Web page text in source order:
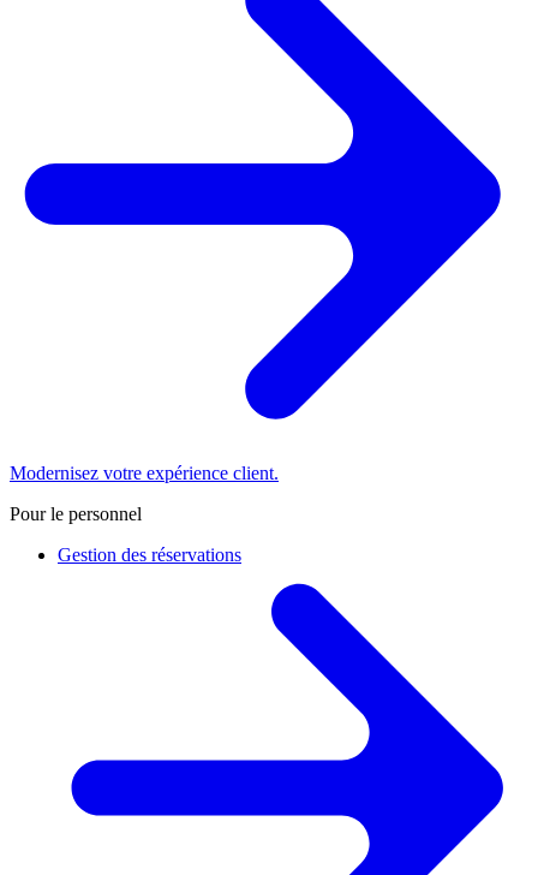
Modernisez votre expérience client.
Pour le personnel
Gestion des réservations